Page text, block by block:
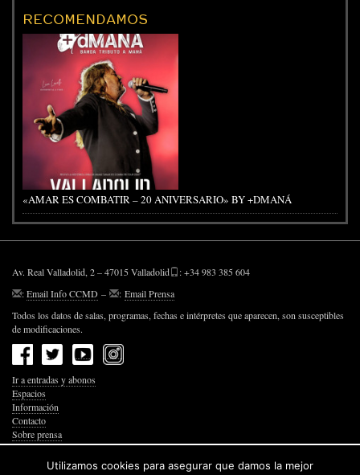
RECOMENDAMOS
«AMAR ES COMBATIR – 20 ANIVERSARIO» BY +DMANÁ
Av. Real Valladolid, 2 – 47015 Valladolid
: +34 983 385 604
:Email Info CCMD – : Email Prensa
Todos los datos de salas, programas, fechas e intérpretes que aparecen, son susceptibles
de modificaciones.
Ir a entradas y abonos
Espacios
Información
Contacto
Sobre prensa
Política de Privacidad
Política de Cookies
Utilizamos cookies para asegurar que damos la mejor